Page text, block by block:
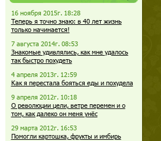
16 ноября 2015г. 18:28
Теперь я точно знаю: в 40 лет жизнь
только начинается!
7 августа 2014г. 08:53
Знакомые удивлялись, как мне удалось
так быстро похудеть
4 апреля 2013г. 12:59
Как я перестала бояться еды и похудела
9 апреля 2012г. 10:18
О революции цели, ветре перемен и о
том, как далеко он меня унёс
29 марта 2012г. 16:53
Помогли картошка, фрукты и имбирь